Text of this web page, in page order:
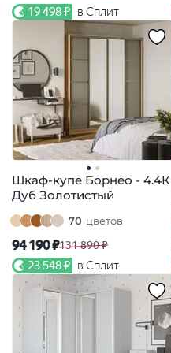
19 498 ₽ в Сплит
Шкаф-купе Борнео - 4.4К
Дуб Золотистый
70 цветов
94 190 ₽131 890 ₽
23 548 ₽ в Сплит